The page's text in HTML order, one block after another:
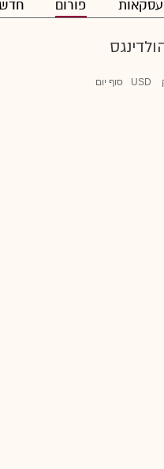
עסקאות פורום
USD סוף יום